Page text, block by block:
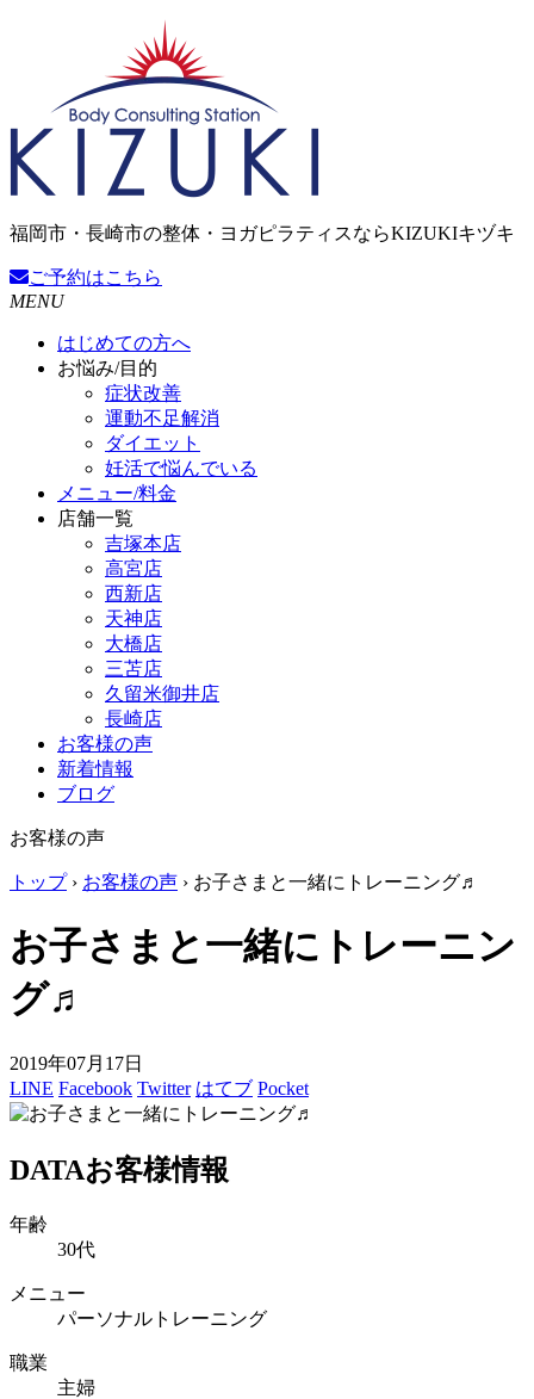
福岡市・長崎市の整体・ヨガピラティスならKIZUKIキヅキ
ご予約はこちら
MENU
はじめての方へ
お悩み/目的
症状改善
運動不足解消
ダイエット
妊活で悩んでいる
メニュー/料金
店舗一覧
吉塚本店
高宮店
西新店
天神店
大橋店
三苫店
久留米御井店
長崎店
お客様の声
新着情報
ブログ
お客様の声
トップ› お客様の声 › お子さまと一緒にトレーニング♬
お子さまと一緒にトレーニン
グ♬
2019年07月17日
LINE Facebook Twitter はてブ Pocket
DATAお客様情報
年齢
30代
メニュー
パーソナルトレーニング
職業
主婦